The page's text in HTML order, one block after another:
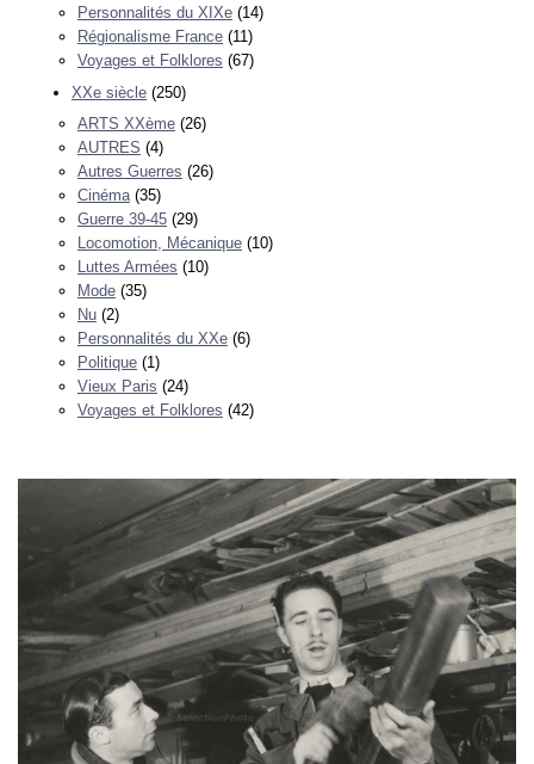
Personnalités du XIXe (14)
Régionalisme France (11)
Voyages et Folklores (67)
XXe siècle (250)
ARTS XXème (26)
AUTRES (4)
Autres Guerres (26)
Cinéma (35)
Guerre 39-45 (29)
Locomotion, Mécanique (10)
Luttes Armées (10)
Mode (35)
Nu (2)
Personnalités du XXe (6)
Politique (1)
Vieux Paris (24)
Voyages et Folklores (42)